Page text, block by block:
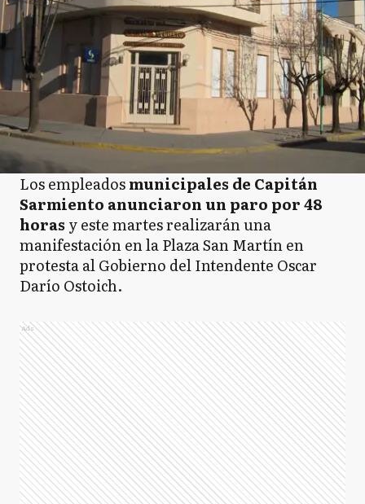
Los empleadosmunicipales de Capitán
Sarmiento anunciaron un paro por 48
horas y este martes realizarán una
manifestación en la Plaza San Martín en
protesta al Gobierno del Intendente Oscar
Darío Ostoich.
Ads